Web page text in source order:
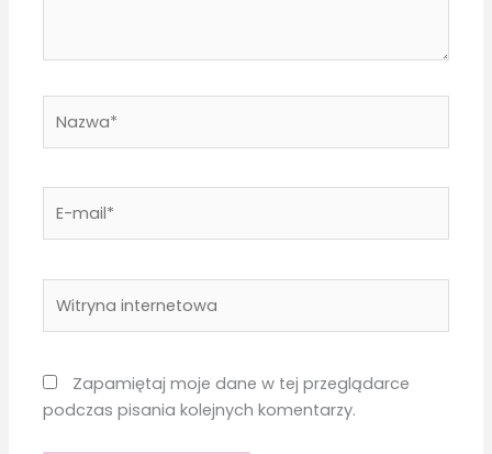
mail*
internetowa
Zapamiętaj moje dane w tej przeglądarce
podczas pisania kolejnych komentarzy.